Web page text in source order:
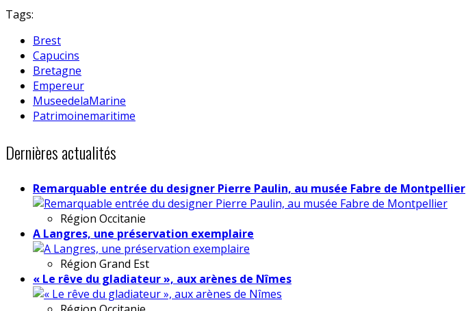
Tags:
Brest
Capucins
Bretagne
Empereur
MuseedelaMarine
Patrimoinemaritime
Dernières actualités
Remarquable entrée du designer Pierre Paulin, au musée Fabre de Montpellier
Région Occitanie
A Langres, une préservation exemplaire
Région Grand Est
« Le rêve du gladiateur », aux arènes de Nîmes